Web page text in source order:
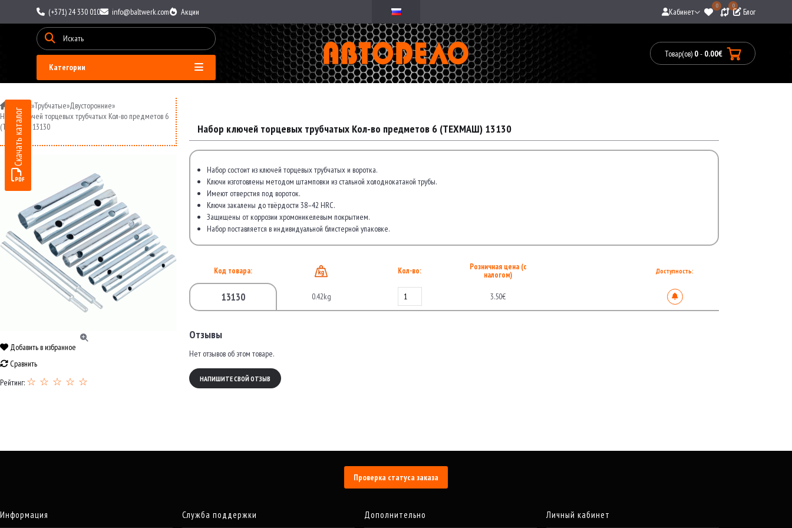
(+371) 24 330 010 info@baltwerk.com Акции Кабинет
0 0
Блог
Категории
Товар(ов) 0- 0.00€
Товары:
Скачать каталог
Ключи »Трубчатые»Двусторонние»
Набор ключей торцевых трубчатых Кол-во предметов 6
(ТЕХМАШ) 13130
Добавить в избранное
Сравнить
Рейтинг: ☆ ☆ ☆ ☆ ☆
Набор ключей торцевых трубчатых Кол-во предметов 6 (ТЕХМАШ) 13130
Набор состоит из ключей торцевых трубчатых и воротка.
Ключи изготовлены методом штамповки из стальной холоднокатаной трубы.
Имеют отверстия под вороток.
Ключи закалены до твёрдости 38–42 HRC.
Защищены от коррозии хромоникелевым покрытием.
Набор поставляется в индивидуальной блистерной упаковке.
Код товара: Кол-во:
Розничная цена (с
налогом)
Доступность:
13130 0.42kg 3.50€
Отзывы
Нет отзывов об этом товаре.
НАПИШИТЕ СВОЙ ОТЗЫВ
Проверка статуса заказа
Информация Служба поддержки Дополнительно Личный кабинет